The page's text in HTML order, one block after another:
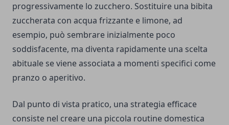
progressivamente lo zucchero. Sostituire una bibita
zuccherata con acqua frizzante e limone, ad
esempio, può sembrare inizialmente poco
soddisfacente, ma diventa rapidamente una scelta
abituale se viene associata a momenti specifici come
pranzo o aperitivo.
Dal punto di vista pratico, una strategia efficace
consiste nel creare una piccola routine domestica